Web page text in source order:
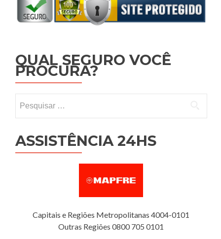
QUAL SEGURO VOCÊ
PROCURA?
ASSISTÊNCIA 24HS
Capitais e Regiões Metropolitanas 4004-0101
Outras Regiões 0800 705 0101